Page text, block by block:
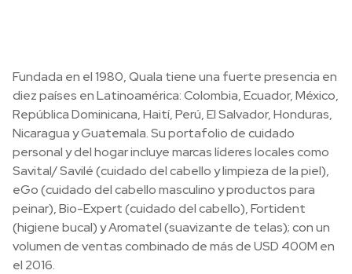
Fundada en el 1980, Quala tiene una fuerte presencia en
diez países en Latinoamérica: Colombia, Ecuador, México,
República Dominicana, Haití, Perú, El Salvador, Honduras,
Nicaragua y Guatemala. Su portafolio de cuidado
personal y del hogar incluye marcas líderes locales como
Savital/ Savilé (cuidado del cabello y limpieza de la piel),
eGo (cuidado del cabello masculino y productos para
peinar), Bio-Expert (cuidado del cabello), Fortident
(higiene bucal) y Aromatel (suavizante de telas); con un
volumen de ventas combinado de más de USD 400M en
el 2016.